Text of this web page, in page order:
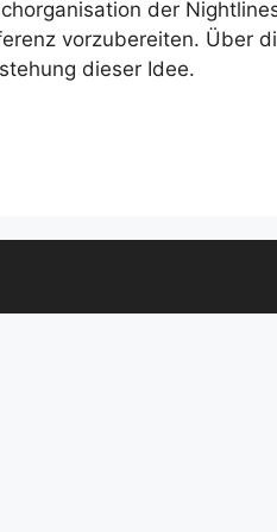
der
vorzubereiten. Über
dieser Idee.